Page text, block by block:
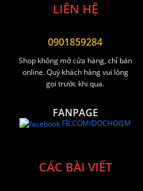
LIÊN HỆ
0901859284
Shop không mở cửa hàng, chỉ bán
online. Quý khách hàng vui lòng
gọi trước khi qua.
FANPAGE
FB.COM/DOCHOISM
CÁC BÀI VIẾT